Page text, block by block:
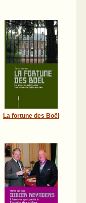
La fortune des Boël